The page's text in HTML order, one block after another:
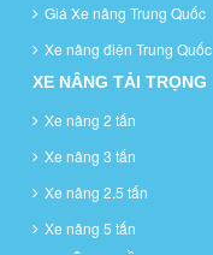
Giá Xe nâng Trung Quốc
Xe nâng điện Trung Quốc
XE NÂNG TẢI TRỌNG
Xe nâng 2 tấn
Xe nâng 3 tấn
Xe nâng 2.5 tấn
Xe nâng 5 tấn